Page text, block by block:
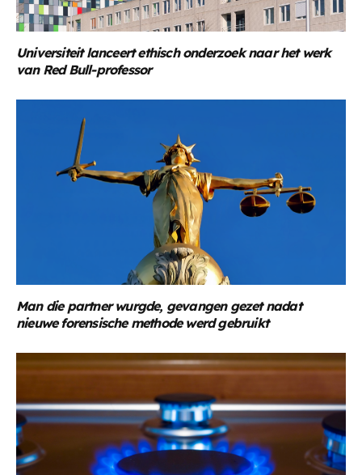
Universiteit lanceert ethisch onderzoek naar het werk
van Red Bull-professor
Man die partner wurgde, gevangen gezet nadat
nieuwe forensische methode werd gebruikt